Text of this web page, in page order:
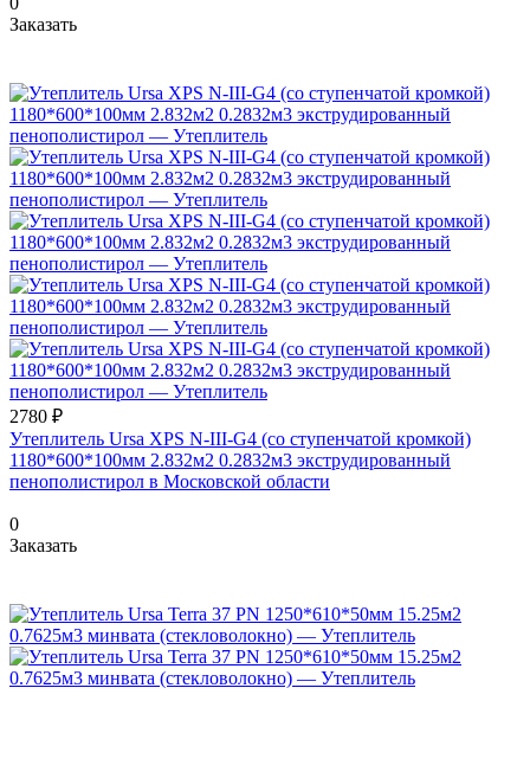
Заказать
2780 ₽
Утеплитель Ursa XPS N-III-G4 (со ступенчатой кромкой)
1180*600*100мм 2.832м2 0.2832м3 экструдированный
пенополистирол в Московской области
0
Заказать